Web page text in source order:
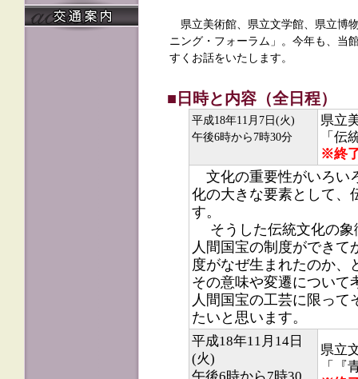
県立美術館、県立文学館、県立博
ニング・フォーラム」。今年も、当
すくお話をいたします。
■日時と内容（全日程）
平成18年11月7日(火)
午後6時から7時30分
県立
「伝
※終
文化の重要性がいろい
化の大きな要素として、
す。
そうした伝統文化の象
人間国宝の制度ができて
度がなぜ生まれたのか、
その意味や変遷について
人間国宝の工芸に限って
たいと思います。
平成18年11月14日
(火)
午後6時から7時30
県立
「『